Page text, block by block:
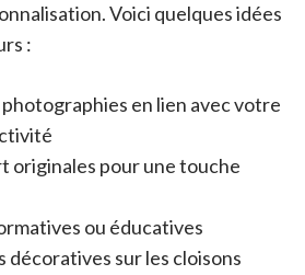
Voici quelques idées
:
photographies en lien avec votre
originales pour une touche
ou éducatives
décoratives sur les cloisons